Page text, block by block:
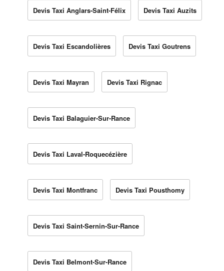
Devis Taxi Anglars-Saint-Félix Devis Taxi Auzits
Devis Taxi Escandolières Devis Taxi Goutrens
Devis Taxi Mayran Devis Taxi Rignac
Devis Taxi Balaguier-Sur-Rance
Devis Taxi Laval-Roquecézière
Devis Taxi Montfranc Devis Taxi Pousthomy
Devis Taxi Saint-Sernin-Sur-Rance
Devis Taxi Belmont-Sur-Rance